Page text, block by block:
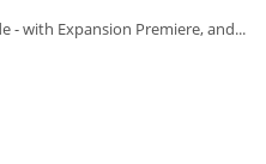
- with Expansion Premiere, and...